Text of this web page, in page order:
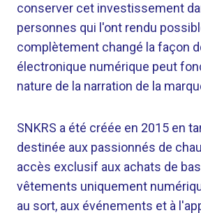
conserver cet investissement
personnes qui l'ont rendu
complètement changé la façon
électronique numérique peut
nature de la narration de la
SNKRS a été créée en 2015 en
destinée aux passionnés de
accès exclusif aux achats de
vêtements uniquement
au sort, aux événements et à